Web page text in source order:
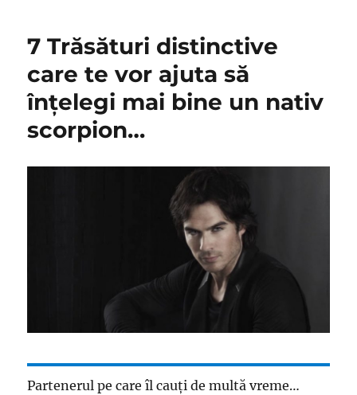
7 Trăsături distinctive
care te vor ajuta să
înțelegi mai bine un nativ
scorpion…
Partenerul pe care îl cauți de multă vreme…